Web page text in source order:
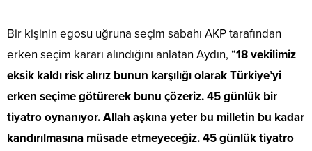
Bir kişinin egosu uğruna seçim sabahı AKP tarafından
erken seçim kararı alındığını anlatan Aydın, “18 vekilimiz
eksik kaldı risk alırız bunun karşılığı olarak Türkiye’yi
erken seçime götürerek bunu çözeriz. 45 günlük bir
tiyatro oynanıyor. Allah aşkına yeter bu milletin bu kadar
kandırılmasına müsade etmeyeceğiz. 45 günlük tiyatro